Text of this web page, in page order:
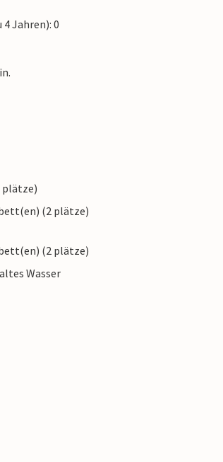
Jahren): 0
plätze)
(2 plätze)
(2 plätze)
Wasser